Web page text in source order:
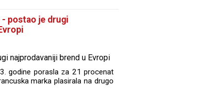
- postao je drugi
godine porasla za 21 procenat
marka plasirala na drugo